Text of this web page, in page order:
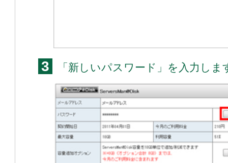
3 「新しいパスワード」を入力しま